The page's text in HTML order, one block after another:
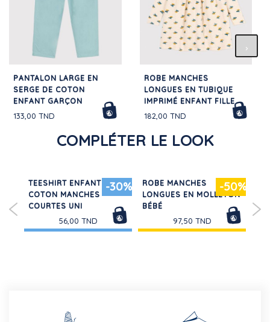
PANTALON LARGE EN
SERGE DE COTON
ENFANT GARÇON
133,00 TND
ROBE MANCHES
LONGUES EN TUBIQUE
IMPRIMÉ ENFANT FILLE
182,00 TND
COMPLÉTER LE LOOK
-30%
TEESHIRT ENFANT EN
COTON MANCHES
COURTES UNI
56,00 TND
-50%
ROBE MANCHES
LONGUES EN MOLLETON
BÉBÉ
97,50 TND